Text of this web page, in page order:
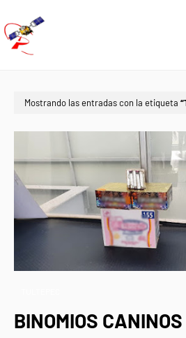
Mostrando las entradas con la etiqueta
BINOMIOS